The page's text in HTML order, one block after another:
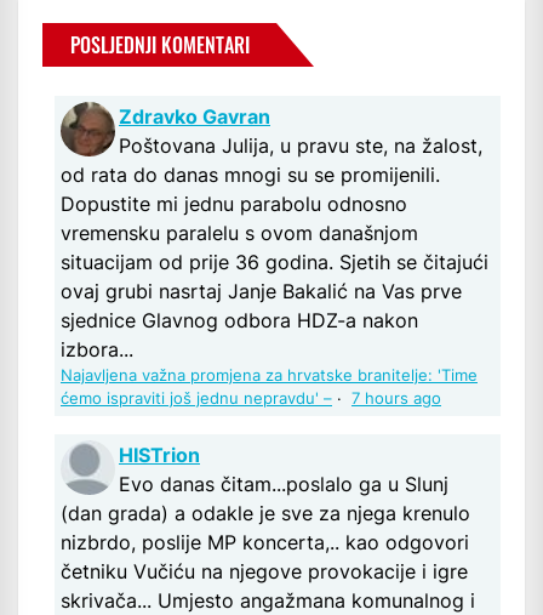
POSLJEDNJI KOMENTARI
Zdravko Gavran
Poštovana Julija, u pravu ste, na žalost,
od rata do danas mnogi su se promijenili.
Dopustite mi jednu parabolu odnosno
vremensku paralelu s ovom današnjom
situacijam od prije 36 godina. Sjetih se čitajući
ovaj grubi nasrtaj Janje Bakalić na Vas prve
sjednice Glavnog odbora HDZ-a nakon
izbora...
Najavljena važna promjena za hrvatske branitelje: 'Time
ćemo ispraviti još jednu nepravdu' – · 7 hours ago
HISTrion
Evo danas čitam...poslalo ga u Slunj
(dan grada) a odakle je sve za njega krenulo
nizbrdo, poslije MP koncerta,.. kao odgovori
četniku Vučiću na njegove provokacije i igre
skrivača... Umjesto angažmana komunalnog i